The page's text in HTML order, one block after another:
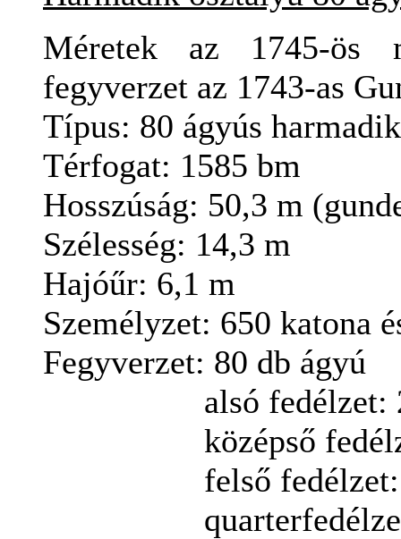
Méretek az 1745-ös
fegyverzet az 1743-as
Típus: 80 ágyús harmadik
Térfogat: 1585 bm
Hosszúság: 50,3 m (
Szélesség: 14,3 m
Hajóűr: 6,1 m
Személyzet: 650 katona
Fegyverzet: 80 db ágyú
alsó fedélzet:
középső
felső